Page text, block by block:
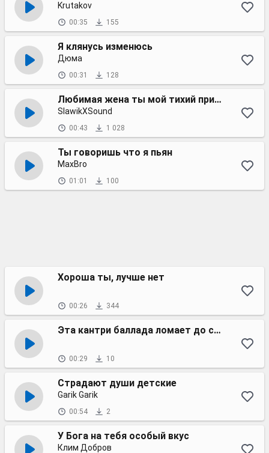
Krutakov
00:35 155
Я клянусь изменюсь
Дюма
00:31 128
Любимая жена ты мой тихий причал,
SlawikXSound
00:43 1 028
Ты говоришь что я пьян
MaxBro
01:01 100
Хороша ты, лучше нет
00:26 344
Эта кантри баллада ломает до слёз | Её включают когда боль невыносима
00:29 10
Страдают души детские
Garik Garik
00:54 2
У Бога на тебя особый вкус
Клим Добров